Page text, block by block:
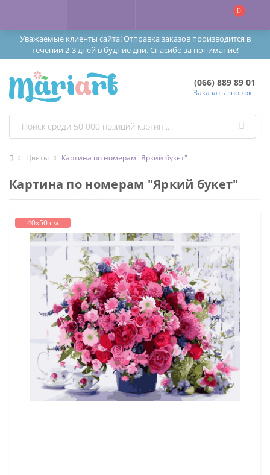
Уважаемые клиенты сайта! Отправка заказов производится в
течении 2-3 дней в будние дни. Спасибо за понимание!
0
(066) 889 89 01
Заказать звонок
Цветы Картина по номерам "Яркий букет"
Картина по номерам "Яркий букет"
40х50 см